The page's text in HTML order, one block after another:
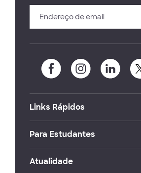
Links Rápidos
Para Estudantes
Atualidade